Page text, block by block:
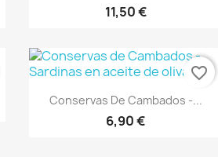
11,50 €
Vista rápida
Conservas De Cambados -...
6,90 €
favorite_border